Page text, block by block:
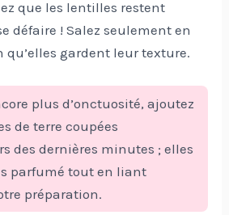
que les lentilles restent
défaire ! Salez seulement en
gardent leur texture.
plus d’onctuosité, ajoutez
de terre coupées
des dernières minutes ; elles
parfumé tout en liant
préparation.